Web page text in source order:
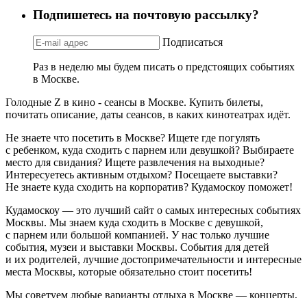
Подпишетесь на почтовую рассылку?
Подписаться
Раз в неделю мы будем писать о предстоящих событиях
в Москве.
Голодные Z в кино - сеансы в Москве. Купить билеты,
почитать описание, даты сеансов, в каких кинотеатрах идёт.
Не знаете что посетить в Москве? Ищете где погулять
с ребенком, куда сходить с парнем или девушкой? Выбираете
место для свидания? Ищете развлечения на выходные?
Интересуетесь активным отдыхом? Посещаете выставки?
Не знаете куда сходить на корпоратив? Кудамоскоу поможет!
Кудамоскоу — это лучший сайт о самых интересных событиях
Москвы. Мы знаем куда сходить в Москве с девушкой,
с парнем или большой компанией. У нас только лучшие
события, музеи и выставки Москвы. События для детей
и их родителей, лучшие достопримечательности и интересные
места Москвы, которые обязательно стоит посетить!
Мы советуем любые варианты отдыха в Москве — концерты,